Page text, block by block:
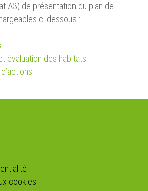
A3) de présentation du plan de
ci dessous :
évaluation des habitats
cookies